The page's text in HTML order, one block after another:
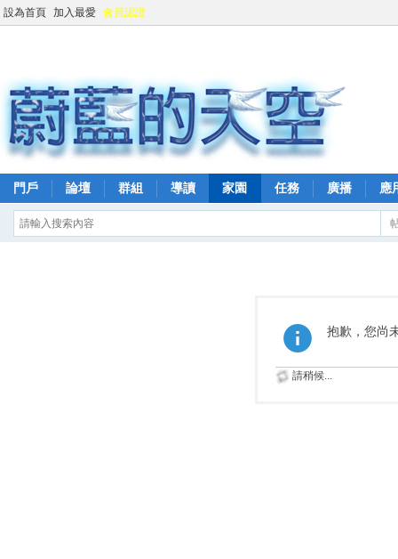
設為首頁 加入最愛 會員認證
門戶 論壇 群組 導讀 家園 任務 廣播 應
抱歉，您尚
請稍候...